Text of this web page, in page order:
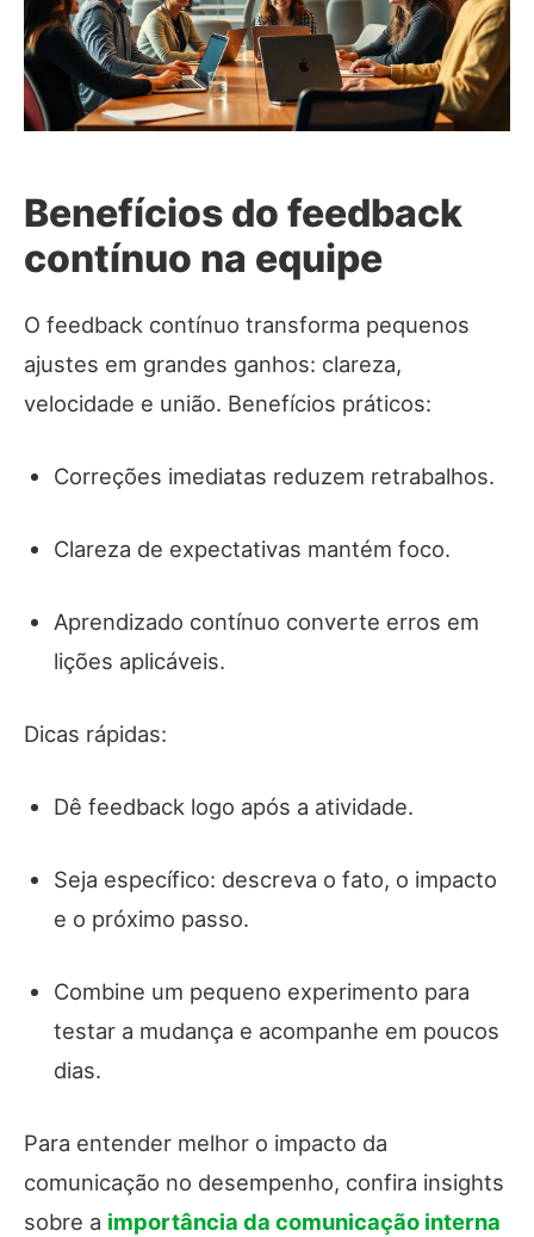
Benefícios do feedback
contínuo na equipe
O feedback contínuo transforma pequenos
ajustes em grandes ganhos: clareza,
velocidade e união. Benefícios práticos:
Correções imediatas reduzem retrabalhos.
Clareza de expectativas mantém foco.
Aprendizado contínuo converte erros em
lições aplicáveis.
Dicas rápidas:
Dê feedback logo após a atividade.
Seja específico: descreva o fato, o impacto
e o próximo passo.
Combine um pequeno experimento para
testar a mudança e acompanhe em poucos
dias.
Para entender melhor o impacto da
comunicação no desempenho, confira insights
sobre a importância da comunicação interna